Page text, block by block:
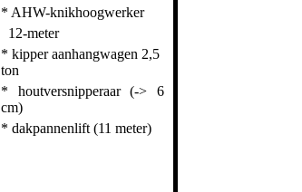
* AHW-knikhoogwerker
12-meter
* kipper aanhangwagen 2,5
ton
* houtversnipperaar (-> 6
cm)
* dakpannenlift (11 meter)